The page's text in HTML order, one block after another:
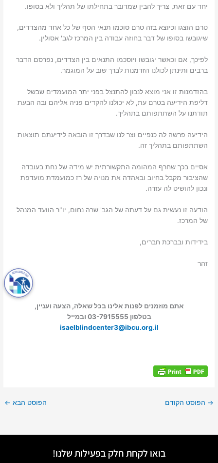
יחד עם זאת, צריך להבין שמדובר בתחילתו של תהליך ולא בסופו.
טרם הוצגו וכיוצא בזה טרם סוכמו תנאי הסף של כל אחד מהצדדים,
שיגובשו בסופו של דבר בחוזה עבודה בין המרכז לגב' אסולין.
לפיכך, אם וכאשר יגובשו ויוסכמו התנאים בין הצדדים, נפרסם הדבר
ברבים ותינתן לכולנו הזדמנות לברך שוב על המוגמר.
בהזדמנות זו אני מוצא לנכון להתנצל בפני יתר המועמדים שבשל
דליפת הידיעה בטרם עת, לא יכולנו להקדים פניה אליהם ובה הבעת
תודתנו על השתתפותם בתהליך.
הידיעה פרשה לה כנפיים וצר לנו שבדרך זו הובאה לידיעתם תוצאות
השתתפותם בתהליך זה.
אסיים בכך שחרף המהומה התקשורתית יש מידה של נחת בעובדה
שהציבור מקבל בחיוב ובאהדה את מנויה של רז כמועמדת מועדפת
ונכון להושיט לה עזרה.
הודעה זו נעשית גם על דעתה של הגב' שרה נחום, יו"ר הוועד המנהל
של המרכז.
בידידות ובברכת חברים,
זהר
אתם מוזמנים לפנות אלינו בכל שאלה, הצעה ועניין,
בטלפון 03-7915555 ובמייל
isaelblindcenter3@ibcu.org.il
→ הפוסט הקודם הפוסט הבא ←
בואו לקחת חלק בפעילות שלנו!